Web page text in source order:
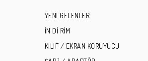
YENİ GELENLER
İN Dİ RİM
KILIF / EKRAN KORUYUCU